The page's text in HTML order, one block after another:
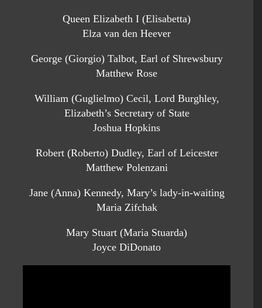
Queen Elizabeth I (Elisabetta)
Elza van den Heever
George (Giorgio) Talbot, Earl of Shrewsbury
Matthew Rose
William (Guglielmo) Cecil, Lord Burghley,
Elizabeth’s Secretary of State
Joshua Hopkins
Robert (Roberto) Dudley, Earl of Leicester
Matthew Polenzani
Jane (Anna) Kennedy, Mary’s lady-in-waiting
Maria Zifchak
Mary Stuart (Maria Stuarda)
Joyce DiDonato